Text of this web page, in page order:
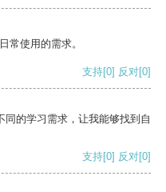
常使用的需求。
支持[0] 反对[0]
的学习需求，让我能够找到自
支持[0] 反对[0]